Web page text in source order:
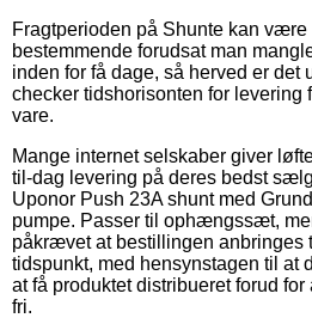
Fragtperioden på Shunte kan
bestemmende forudsat man
inden for få dage, så herved er det
checker tidshorisonten for
vare.
Mange internet selskaber giver
til-dag levering på deres bedst
Uponor Push 23A shunt med
pumpe. Passer til ophængssæt,
påkrævet at bestillingen anbringes
tidspunkt, med hensynstagen til at
at få produktet distribueret forud
fri.